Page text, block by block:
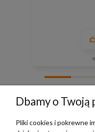
Dbamy o Twoją
Pliki cookies i pokrewne